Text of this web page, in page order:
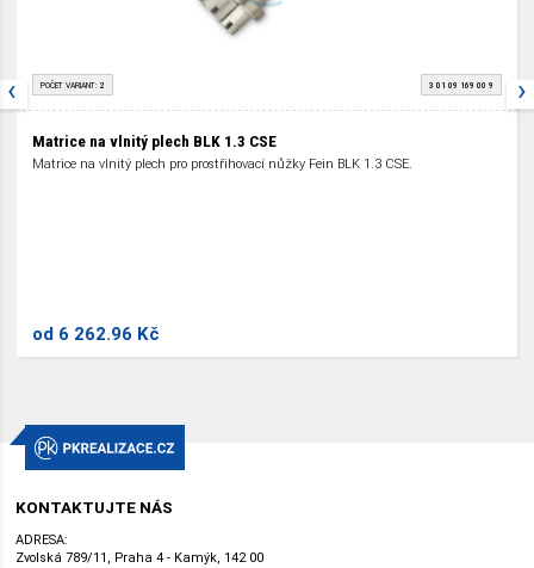
POČET VARIANT: 2 3 01 09 169 00 9
Matrice na vlnitý plech BLK 1.3 CSE
Matrice na vlnitý plech pro prostřihovací nůžky Fein BLK 1.3 CSE.
od 6 262.96 Kč
‹ ›
KONTAKTUJTE NÁS
ADRESA:
Zvolská 789/11, Praha 4 - Kamýk, 142 00